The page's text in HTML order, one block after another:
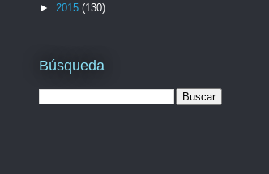
► 2015 (130)
Búsqueda